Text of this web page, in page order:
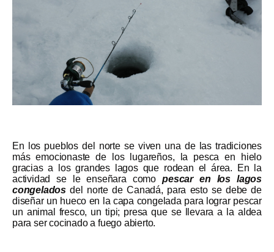
En los pueblos del norte se viven una de las tradiciones
más emocionaste de los lugareños, la pesca en hielo
gracias a los grandes lagos que rodean el área. En la
actividad se le enseñara comopescar en los lagos
congelados del norte de Canadá, para esto se debe de
diseñar un hueco en la capa congelada para lograr pescar
un animal fresco, un tipi; presa que se llevara a la aldea
para ser cocinado a fuego abierto.